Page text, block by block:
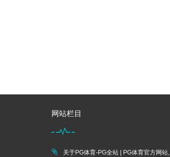
网站栏目
关于PG体育-PG全站 | PG体育官方网站,